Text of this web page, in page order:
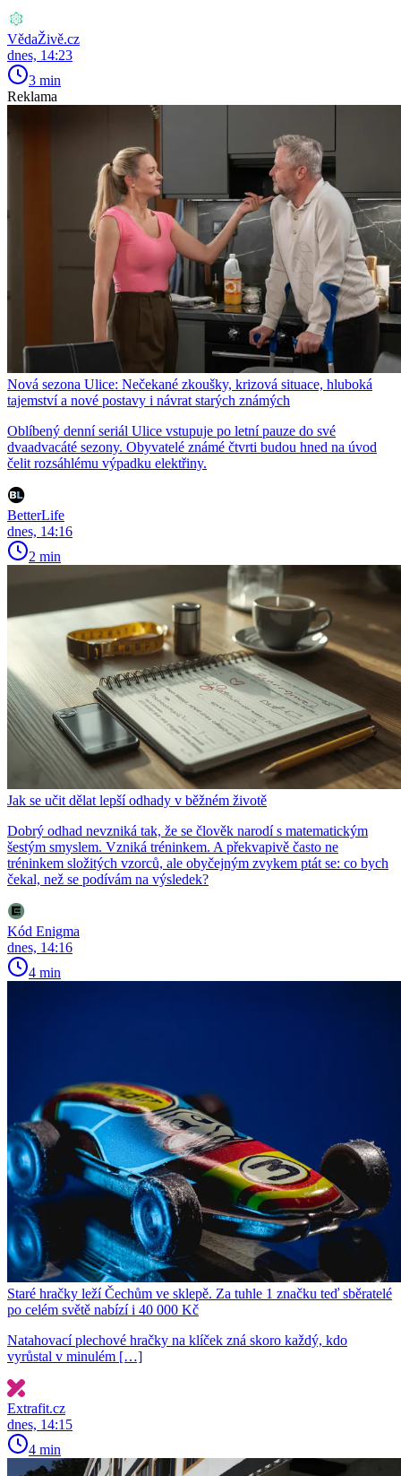
VědaŽivě.cz
dnes, 14:23
3 min
Reklama
Nová sezona Ulice: Nečekané zkoušky, krizová situace, hluboká
tajemství a nové postavy i návrat starých známých
Oblíbený denní seriál Ulice vstupuje po letní pauze do své
dvaadvacáté sezony. Obyvatelé známé čtvrti budou hned na úvod
čelit rozsáhlému výpadku elektřiny.
BetterLife
dnes, 14:16
2 min
Jak se učit dělat lepší odhady v běžném životě
Dobrý odhad nevzniká tak, že se člověk narodí s matematickým
šestým smyslem. Vzniká tréninkem. A překvapivě často ne
tréninkem složitých vzorců, ale obyčejným zvykem ptát se: co bych
čekal, než se podívám na výsledek?
Kód Enigma
dnes, 14:16
4 min
Staré hračky leží Čechům ve sklepě. Za tuhle 1 značku teď sběratelé
po celém světě nabízí i 40 000 Kč
Natahovací plechové hračky na klíček zná skoro každý, kdo
vyrůstal v minulém […]
Extrafit.cz
dnes, 14:15
4 min